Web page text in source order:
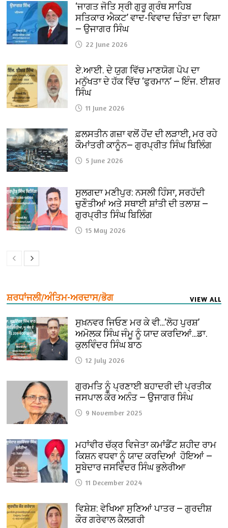
‘ਜਾਗਤ ਜੋਤਿ ਸ੍ਰੀ ਗੁਰੂ ਗ੍ਰੰਥ ਸਾਹਿਬ
ਸਤਿਕਾਰ ਐਕਟ’ ਵਾਦ-ਵਿਵਾਦ ਚਿੰਤਾ ਦਾ ਵਿਸ਼ਾ
— ਉਜਾਗਰ ਸਿੰਘ
22 June 2026
ਏ.ਆਈ. ਦੇ ਯੁਗ ਵਿੱਚ ਮਾਣਯੋਗ ਪੋਪ ਦਾ
ਮਨੁੱਖਤਾ ਦੇ ਹੱਕ ਵਿੱਚ ‘ਫੁਰਮਾਨ’ — ਇੰਜ. ਈਸ਼ਰ
ਸਿੰਘ
11 June 2026
ਫ਼ਲਸਤੀਨ ਗਜ਼ਾ ਵਲੋਂ ਹੋਂਦ ਦੀ ਲੜਾਈ, ਮਰ ਰਹੇ
ਕੌਮਾਂਤਰੀ ਕਾਨੂੰਨ— ਗੁਰਪ੍ਰੀਤ ਸਿੰਘ ਬਿਲਿੰਗ
5 June 2026
ਸੁਲਗਦਾ ਮਣੀਪੁਰ: ਨਸਲੀ ਹਿੰਸਾ, ਸਰਹੱਦੀ
ਚੁਣੌਤੀਆਂ ਅਤੇ ਸਥਾਈ ਸ਼ਾਂਤੀ ਦੀ ਤਲਾਸ਼ —
ਗੁਰਪ੍ਰੀਤ ਸਿੰਘ ਬਿਲਿੰਗ
15 May 2026
ਸ਼ਰਧਾਂਜਲੀ/ਅੰਤਿਮ-ਅਰਦਾਸ/ਭੋਗ VIEW ALL
ਸੁਖ਼ਨਵਰ ਜਿਓਣ ਮਰ ਕੇ ਵੀ…‘ਲੋਹ ਪੁਰਸ਼’
ਅਮੋਲਕ ਸਿੰਘ ਜੰਮੂ ਨੂੰ ਯਾਦ ਕਰਦਿਆਂ…ਡਾ.
ਕੁਲਵਿੰਦਰ ਸਿੰਘ ਬਾਠ
12 July 2026
ਗੁਰਮਤਿ ਨੂੰ ਪ੍ਰਣਾਈ ਬਹਾਦਰੀ ਦੀ ਪ੍ਰਤੀਕ
ਜਸਪਾਲ ਕੌਰ ਅਨੰਤ — ਉਜਾਗਰ ਸਿੰਘ
9 November 2025
ਮਹਾਂਵੀਰ ਚੱਕ੍ਰ ਵਿਜੇਤਾ ਕਮਾਂਡੈਂਟ ਸ਼ਹੀਦ ਰਾਮ
ਕਿਸ਼ਨ ਵਧਵਾ ਨੂੰ ਯਾਦ ਕਰਦਿਆਂ ਹੋਇਆਂ —
ਸੂਬੇਦਾਰ ਜਸਵਿੰਦਰ ਸਿੰਘ ਭੁਲੇਰੀਆ
11 December 2024
ਵਿਸ਼ੇਸ਼: ਵੇਖਿਆ ਸੁਣਿਆਂ ਪਾਤਰ — ਗੁਰਦੀਸ਼
ਕੌਰ ਗਰੇਵਾਲ ਕੈਲਗਰੀ